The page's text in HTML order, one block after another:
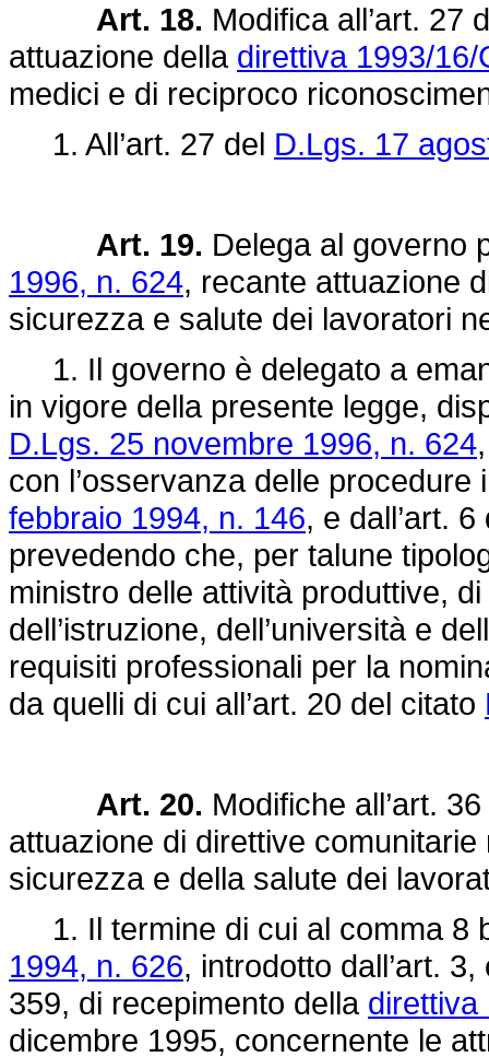
Art. 18. Modifica all’art. 27
attuazione della direttiva 1993/16/
medici e di reciproco
1. All’art. 27 del D.Lgs. 17
Art. 19. Delega al governo
1996, n. 624, recante attuazione
sicurezza e salute dei lavoratori
1. Il governo è delegato a
in vigore della presente legge,
D.Lgs. 25 novembre 1996, n. 624
con l’osservanza delle
febbraio 1994, n. 146, e dall’art.
prevedendo che, per talune
ministro delle attività produttive,
dell’istruzione, dell’università e
requisiti professionali per la
da quelli di cui all’art. 20 del citato
Art. 20. Modifiche all’art.
attuazione di direttive
sicurezza e della salute dei
1. Il termine di cui al comma 8
1994, n. 626, introdotto dall’art.
359, di recepimento della direttiva
dicembre 1995, concernente le